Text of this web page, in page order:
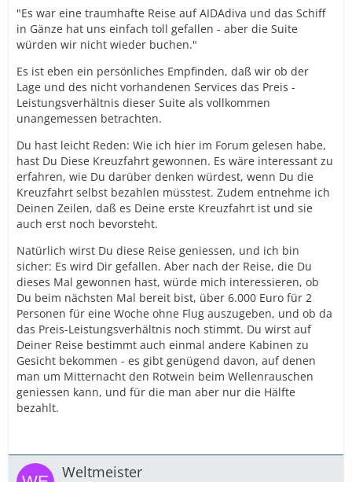
"Es war eine traumhafte Reise auf AIDAdiva und das Schiff
in Gänze hat uns einfach toll gefallen - aber die Suite
würden wir nicht wieder buchen."
Es ist eben ein persönliches Empfinden, daß wir ob der
Lage und des nicht vorhandenen Services das Preis -
Leistungsverhältnis dieser Suite als vollkommen
unangemessen betrachten.
Du hast leicht Reden: Wie ich hier im Forum gelesen habe,
hast Du Diese Kreuzfahrt gewonnen. Es wäre interessant zu
erfahren, wie Du darüber denken würdest, wenn Du die
Kreuzfahrt selbst bezahlen müsstest. Zudem entnehme ich
Deinen Zeilen, daß es Deine erste Kreuzfahrt ist und sie
auch erst noch bevorsteht.
Natürlich wirst Du diese Reise geniessen, und ich bin
sicher: Es wird Dir gefallen. Aber nach der Reise, die Du
dieses Mal gewonnen hast, würde mich interessieren, ob
Du beim nächsten Mal bereit bist, über 6.000 Euro für 2
Personen für eine Woche ohne Flug auszugeben, und ob da
das Preis-Leistungsverhältnis noch stimmt. Du wirst auf
Deiner Reise bestimmt auch einmal andere Kabinen zu
Gesicht bekommen - es gibt genügend davon, auf denen
man um Mitternacht den Rotwein beim Wellenrauschen
geniessen kann, und für die man aber nur die Hälfte
bezahlt.
Weltmeister